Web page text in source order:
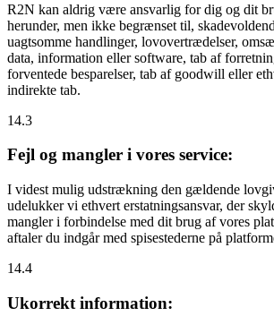
R2N kan aldrig være ansvarlig for dig og dit
herunder, men ikke begrænset til,
uagtsomme handlinger, lovovertrædelser,
data, information eller software, tab af
forventede besparelser, tab af goodwill eller
indirekte tab.
14.3
Fejl og mangler i vores service:
I videst mulig udstrækning den gældende
udelukker vi ethvert erstatningsansvar, der
mangler i forbindelse med dit brug af vores
aftaler du indgår med spisestederne på
14.4
Ukorrekt information: